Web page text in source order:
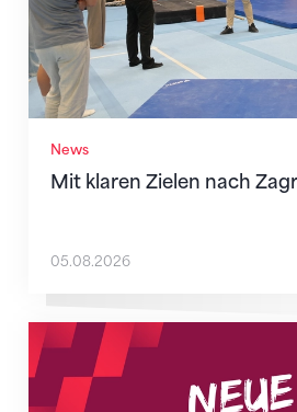
News
Mit klaren Zielen nach
05.08.2026
Neue Empfangszeiten ab 1.